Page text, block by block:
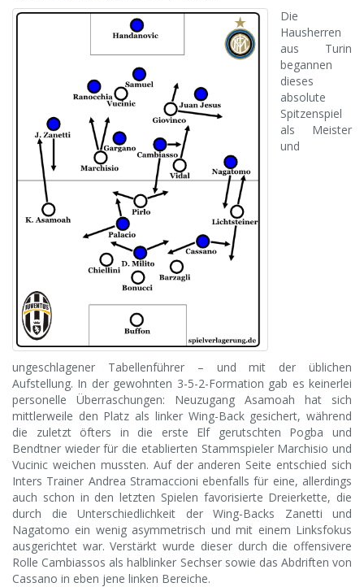
Die
Hausherren
aus Turin
begannen
dieses
absolute
Spitzenspiel
als Meister
und
ungeschlagener Tabellenführer – und mit der üblichen
Aufstellung. In der gewohnten 3-5-2-Formation gab es keinerlei
personelle Überraschungen: Neuzugang Asamoah hat sich
mittlerweile den Platz als linker Wing-Back gesichert, während
die zuletzt öfters in die erste Elf gerutschten Pogba und
Bendtner wieder für die etablierten Stammspieler Marchisio und
Vucinic weichen mussten. Auf der anderen Seite entschied sich
Inters Trainer Andrea Stramaccioni ebenfalls für eine, allerdings
auch schon in den letzten Spielen favorisierte Dreierkette, die
durch die Unterschiedlichkeit der Wing-Backs Zanetti und
Nagatomo ein wenig asymmetrisch und mit einem Linksfokus
ausgerichtet war. Verstärkt wurde dieser durch die offensivere
Rolle Cambiassos als halblinker Sechser sowie das Abdriften von
Cassano in eben jene linken Bereiche.